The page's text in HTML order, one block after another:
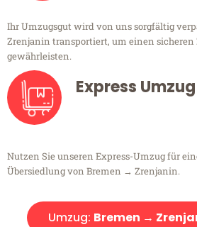
Ihr Umzugsgut wird von uns sorgfältig
Zrenjanin transportiert, um einen sicheren
gewährleisten.
Express Umzug
Nutzen Sie unseren Express-Umzug für
Übersiedlung von Bremen → Zrenjanin.
Umzug: Bremen →